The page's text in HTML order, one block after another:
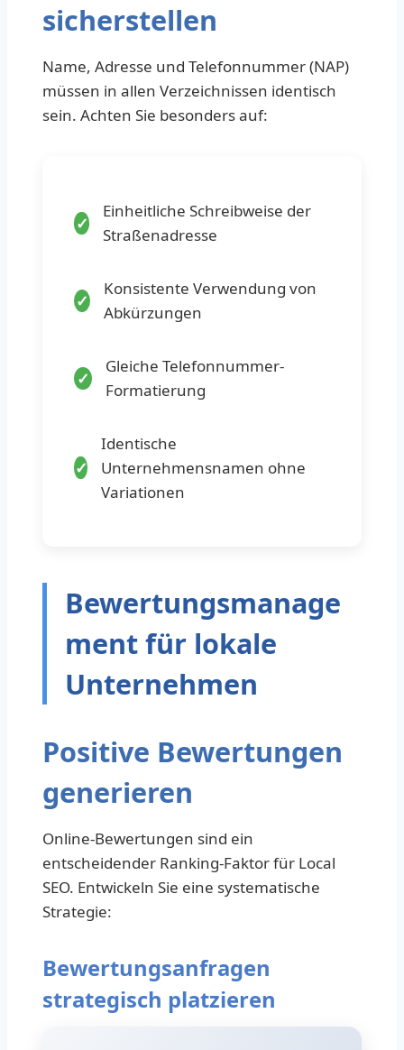
sicherstellen
Name, Adresse und Telefonnummer (NAP)
müssen in allen Verzeichnissen identisch
sein. Achten Sie besonders auf:
Einheitliche Schreibweise der
Straßenadresse
Konsistente Verwendung von
Abkürzungen
Gleiche Telefonnummer-
Formatierung
Identische
Unternehmensnamen ohne
Variationen
Bewertungsmanage
ment für lokale
Unternehmen
Positive Bewertungen
generieren
Online-Bewertungen sind ein
entscheidender Ranking-Faktor für Local
SEO. Entwickeln Sie eine systematische
Strategie:
Bewertungsanfragen
strategisch platzieren